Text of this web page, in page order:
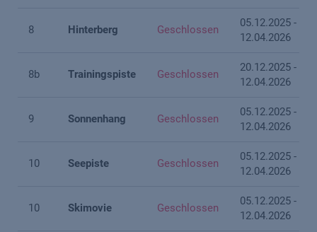
8 Hinterberg Geschlossen
05.12.2025 -
12.04.2026
8b Trainingspiste Geschlossen
20.12.2025 -
12.04.2026
9 Sonnenhang Geschlossen
05.12.2025 -
12.04.2026
10 Seepiste Geschlossen
05.12.2025 -
12.04.2026
10 Skimovie Geschlossen
05.12.2025 -
12.04.2026